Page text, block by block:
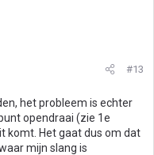
#13
het probleem is echter
opendraai (zie 1e
komt. Het gaat dus om dat
mijn slang is